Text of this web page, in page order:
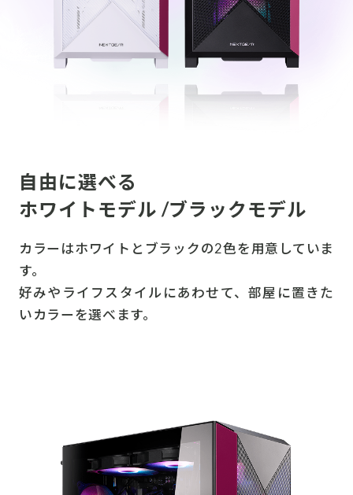
自由に選べる
ホワイトモデル /ブラックモデル
カラーはホワイトとブラックの2色を用意していま
す。
好みやライフスタイルにあわせて、部屋に置きた
いカラーを選べます。